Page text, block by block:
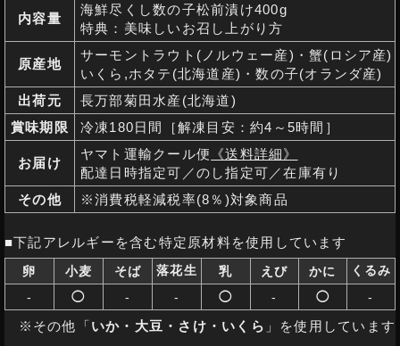
内容量
海鮮尽くし数の子松前漬け400g
特典：美味しいお召し上がり方
原産地
サーモントラウト(ノルウェー産)・蟹(ロシア産)
いくら,ホタテ(北海道産)・数の子(オランダ産)
出荷元
長万部菊田水産(北海道)
賞味期限
冷凍180日間［解凍目安：約4～5時間］
お届け
ヤマト運輸クール便 《送料詳細》
配達日時指定可／のし指定可／在庫有り
その他
※消費税軽減税率(8％)対象商品
■下記アレルギーを含む特定原材料を使用しています
卵 小麦 そば 落花生 乳 えび かに
くるみ
-
◯ - - ◯ - ◯ -
※その他「いか・大豆・さけ・いくら 」を使用しています